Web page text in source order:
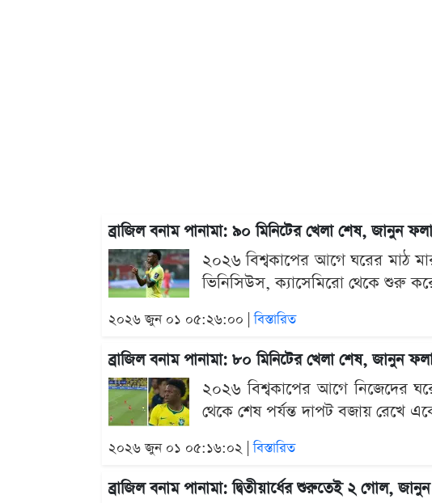
ব্রাজিল বনাম পানামা: ৯০ মিনিটের খেলা শেষ, জানুন
২০২৬ বিশ্বকাপের আগে ঘরের মাঠ
ভিনিসিউস, ক্যাসেমিরো থেকে শুরু
২০২৬ জুন ০১ ০৫:২৬:০০ |বিস্তারিত
ব্রাজিল বনাম পানামা: ৮০ মিনিটের খেলা শেষ, জানুন
২০২৬ বিশ্বকাপের আগে নিজেদের
থেকে শেষ পর্যন্ত দাপট বজায়
২০২৬ জুন ০১ ০৫:১৬:০২ |বিস্তারিত
ব্রাজিল বনাম পানামা: দ্বিতীয়ার্ধের শুরুতেই ২ গোল,